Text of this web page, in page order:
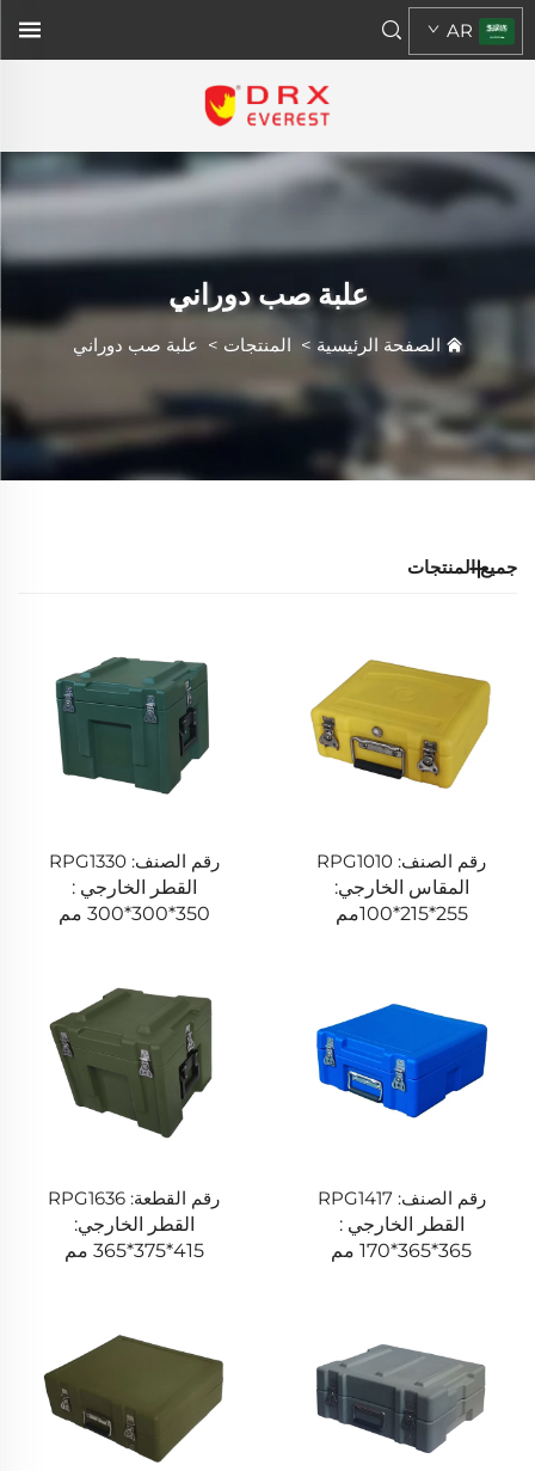
AR
علبة صب دوراني
الصفحة الرئيسية > المنتجات > علبة صب دوراني
جميع المنتجات
رقم الصنف: RPG1010
المقاس الخارجي:
255*215*100مم
رقم الصنف: RPG1330
القطر الخارجي :
350*300*300 مم
رقم الصنف: RPG1417
القطر الخارجي :
365*365*170 مم
رقم القطعة: RPG1636
القطر الخارجي:
415*375*365 مم